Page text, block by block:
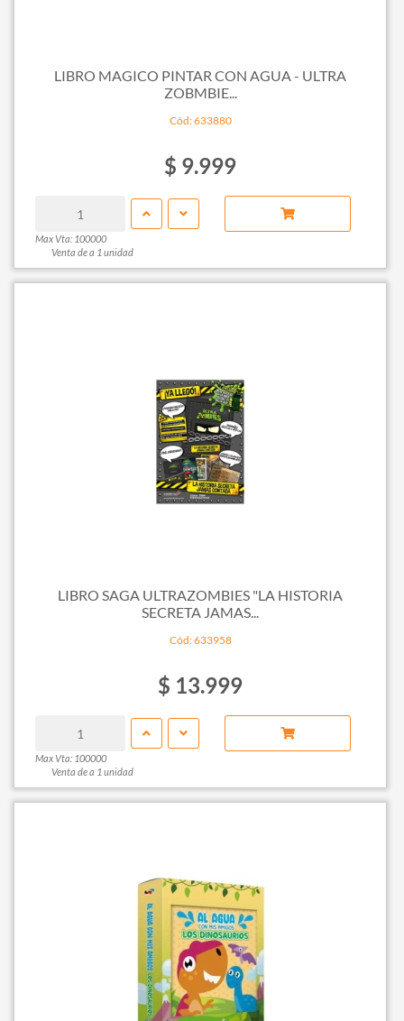
LIBRO MAGICO PINTAR CON AGUA - ULTRA
ZOBMBIE...
Cód: 633880
$ 9.999
Max Vta: 100000
Venta de a 1 unidad
LIBRO SAGA ULTRAZOMBIES "LA HISTORIA
SECRETA JAMAS...
Cód: 633958
$ 13.999
Max Vta: 100000
Venta de a 1 unidad